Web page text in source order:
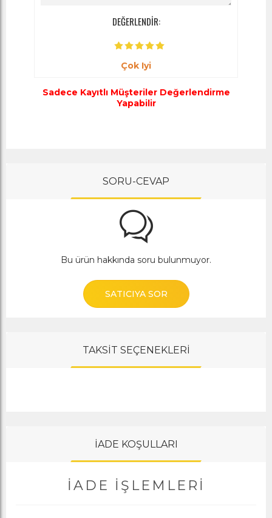
DEĞERLENDİR:
Çok Iyi
Sadece Kayıtlı Müşteriler Değerlendirme
Yapabilir
SORU-CEVAP
Bu ürün hakkında soru bulunmuyor.
SATICIYA SOR
TAKSİT SEÇENEKLERİ
İADE KOŞULLARI
İADE İŞLEMLERI